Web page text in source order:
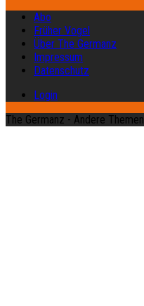
Abo
Früher Vogel
Über The Germanz
Impressum
Datenschutz
Login
The Germanz - Andere